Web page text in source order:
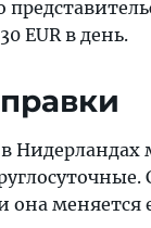
EUR в день.
Нидерландах
меняется